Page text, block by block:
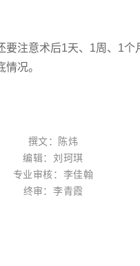
要注意术后1天、1周、1个
况。
撰文：陈炜
编辑：刘珂琪
专业审核：李佳翰
终审：李青霞